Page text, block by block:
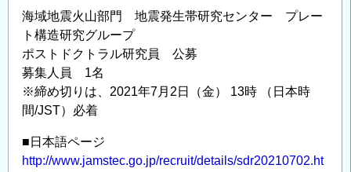
ポ
ス
ト
ド
ク
ラ
ル
海
域
地
震
火
山
門
火
海域地震火山部門 地震発生帯研究センター プレー
ト構造研究グループ
ポストドクトラル研究員 公募
募集人員 1名
※締め切りは、2021年7月2日（金） 13時 （日本時
間/JST）必着
■日本語ページ
http://www.jamstec.go.jp/recruit/details/sdr20210702.ht